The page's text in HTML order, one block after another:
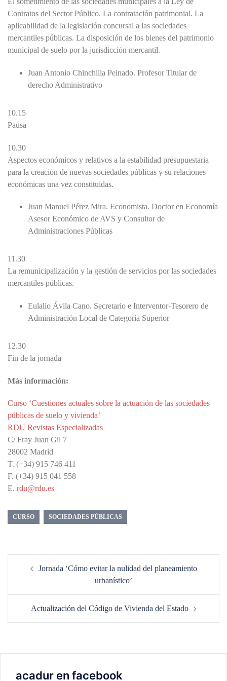
Contratos del Sector Público. La contratación patrimonial. La
aplicabilidad de la legislación concursal a las sociedades
mercantiles públicas. La disposición de los bienes del patrimonio
municipal de suelo por la jurisdicción mercantil.
Juan Antonio Chinchilla Peinado. Profesor Titular de
derecho Administrativo
10.15
Pausa
10.30
Aspectos económicos y relativos a la estabilidad presupuestaria
para la creación de nuevas sociedades públicas y su relaciones
económicas una vez constituidas.
Juan Manuel Pérez Mira. Economista. Doctor en Economía
Asesor Económico de AVS y Consultor de
Administraciones Públicas
11.30
La remunicipalización y la gestión de servicios por las sociedades
mercantiles públicas.
Eulalio Ávila Cano. Secretario e Interventor-Tesorero de
Administración Local de Categoría Superior
12.30
Fin de la jornada
Más información:
Curso ‘Cuestiones actuales sobre la actuación de las sociedades
públicas de suelo y vivienda’
RDU Revistas Especializadas
C/ Fray Juan Gil 7
28002 Madrid
T. (+34) 915 746 411
F. (+34) 915 041 558
E. rdu@rdu.es
CURSO SOCIEDADES PÚBLICAS
Jornada ‘Cómo evitar la nulidad del planeamiento
urbanístico’
Actualización del Código de Vivienda del Estado
acadur en facebook